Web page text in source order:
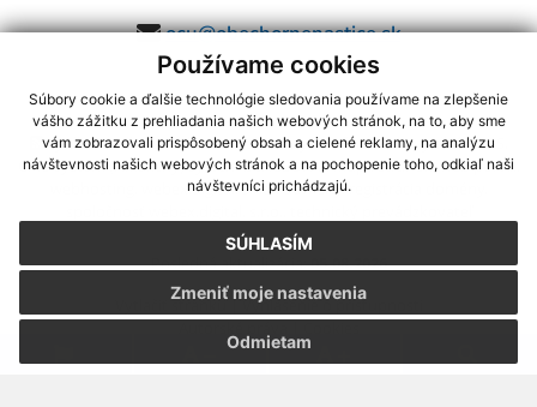
Používame cookies
Súbory cookie a ďalšie technológie sledovania používame na zlepšenie
vášho zážitku z prehliadania našich webových stránok, na to, aby sme
vám zobrazovali prispôsobený obsah a cielené reklamy, na analýzu
návštevnosti našich webových stránok a na pochopenie toho, odkiaľ naši
návštevníci prichádzajú.
SÚHLASÍM
Odmietam
Zmeniť moje nastavenia
ocu@obechornenastice.sk
využite možnosť získavania aktuálnych informácií s využitím RSS
CMS systém (redakčný) systém ECHELON 2,Mapa stránok,web portál
webex.digital, s.r.o.,domény,registrácia domény
Posledná aktualizácia:05.08.2026
Vytlačiť stránku|Vyhlásenie o prístupnosti